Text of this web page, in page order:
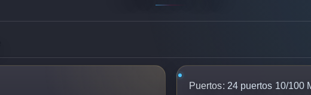
Puertos: 24 puertos 10/100